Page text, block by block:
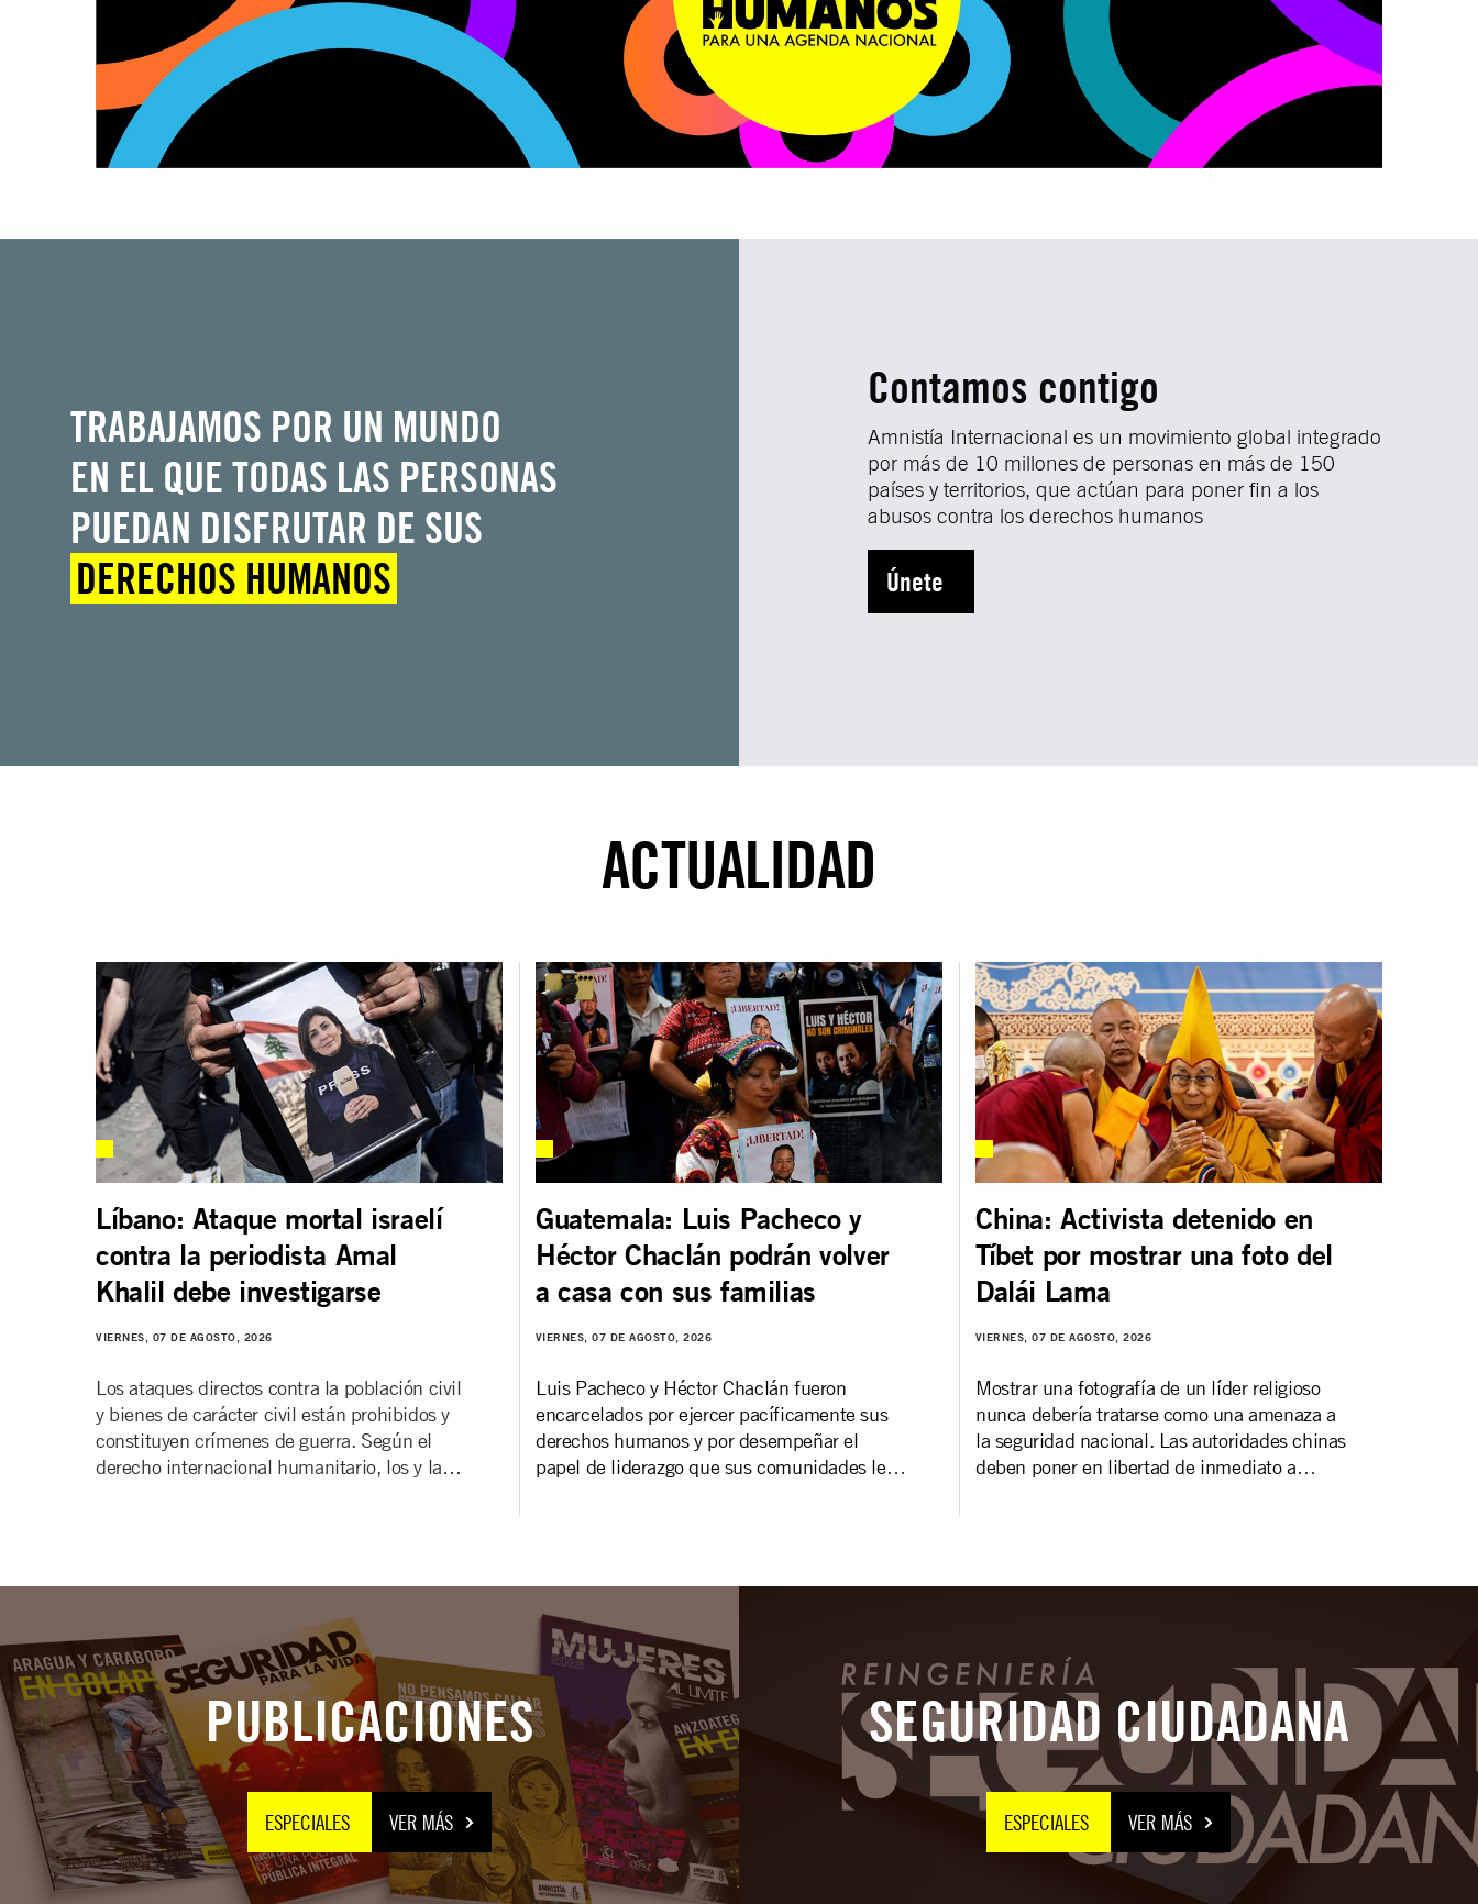
TRABAJAMOS POR UN MUNDO
EN EL QUE TODAS LAS PERSONAS
PUEDAN DISFRUTAR DE SUS
DERECHOS HUMANOS
Contamos contigo
Amnistía Internacional es un movimiento global integrado
por más de 10 millones de personas en más de 150
países y territorios, que actúan para poner fin a los
abusos contra los derechos humanos
Únete
ACTUALIDAD
Líbano: Ataque mortal israelí
contra la periodista Amal
Khalil debe investigarse
VIERNES, 07 DE AGOSTO, 2026
Los ataques directos contra la población civil
y bienes de carácter civil están prohibidos y
constituyen crímenes de guerra. Según el
derecho internacional humanitario, los y las
Guatemala: Luis Pacheco y
Héctor Chaclán podrán volver
a casa con sus familias
VIERNES, 07 DE AGOSTO, 2026
Luis Pacheco y Héctor Chaclán fueron
encarcelados por ejercer pacíficamente sus
derechos humanos y por desempeñar el
papel de liderazgo que sus comunidades les
China: Activista detenido en
Tíbet por mostrar una foto del
Dalái Lama
VIERNES, 07 DE AGOSTO, 2026
Mostrar una fotografía de un líder religioso
nunca debería tratarse como una amenaza a
la seguridad nacional. Las autoridades chinas
deben poner en libertad de inmediato a
PUBLICACIONES
ESPECIALES VER MÁS
SEGURIDAD CIUDADANA
ESPECIALES VER MÁS